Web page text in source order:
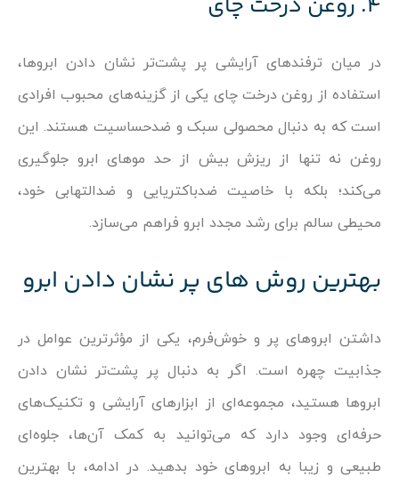
۴. روغن درخت چای
در میان ترفندهای آرایشی پر پشت‌تر نشان دادن ابروها،
استفاده از روغن درخت چای یکی از گزینه‌های محبوب افرادی
است که به دنبال محصولی سبک و ضدحساسیت هستند. این
روغن نه تنها از ریزش بیش از حد موهای ابرو جلوگیری
می‌کند؛ بلکه با خاصیت ضدباکتریایی و ضدالتهابی خود،
محیطی سالم برای رشد مجدد ابرو فراهم می‌سازد.
بهترین روش ‌های پر نشان دادن ابرو
داشتن ابروهای پر و خوش‌فرم، یکی از مؤثرترین عوامل در
جذابیت چهره است. اگر به دنبال پر پشت‌تر نشان دادن
ابروها هستید، مجموعه‌ای از ابزارهای آرایشی و تکنیک‌های
حرفه‌ای وجود دارد که می‌توانید به کمک آن‌ها، جلوه‌ای
طبیعی و زیبا به ابروهای خود بدهید. در ادامه، با بهترین